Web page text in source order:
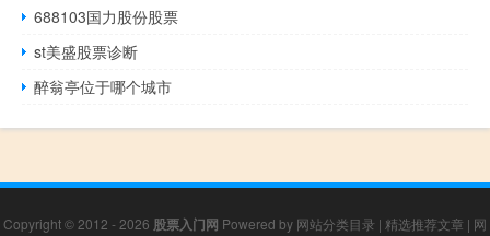
688103国力股份股票
st美盛股票诊断
醉翁亭位于哪个城市
Copyright © 2012 - 2026 股票入门网 Powered by 网站分类目录 | 精选推荐文章 | 网